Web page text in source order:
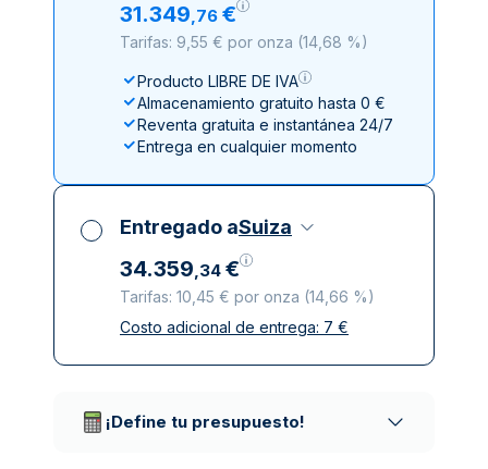
31.349,76 €
Tarifas: 9,55 € por onza (14,68 %)
Producto LIBRE DE IVA
Almacenamiento gratuito hasta 0 €
Reventa gratuita e instantánea 24/7
Entrega en cualquier momento
Entregado aSuiza
34.359,34 €
Tarifas: 10,45 € por onza (14,66 %)
Impuestos incluidos
Costo adicional de entrega: 7 €
¡Define tu presupuesto!